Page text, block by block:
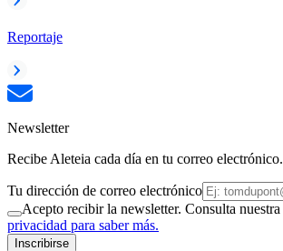
Reportaje
Newsletter
Recibe Aleteia cada día en tu correo electrónico.
Tu dirección de correo electrónico
Acepto recibir la newsletter. Consulta nuestra
privacidad para saber más.
Inscribirse